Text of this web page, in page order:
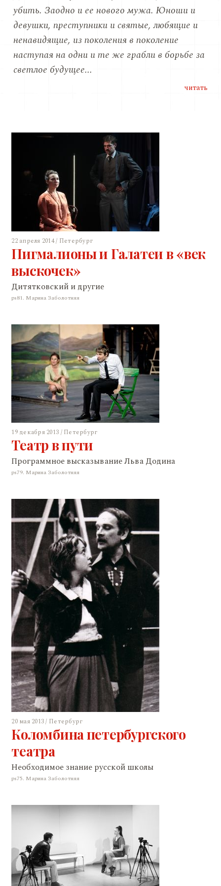
убить. Заодно и ее нового мужа. Юноши и
девушки, преступники и святые, любящие и
ненавидящие, из поколения в поколение
наступая на одни и те же грабли в борьбе за
светлое будущее...
читать
22 апреля 2014 / Петербург
Пигмалионы и Галатеи в «век
выскочек»
Дитятковский и другие
ps81. Марина Заболотняя
19 декабря 2013 / Петербург
Театр в пути
Программное высказывание Льва Додина
ps79. Марина Заболотняя
20 мая 2013 / Петербург
Коломбина петербургского
театра
Необходимое знание русской школы
ps75. Марина Заболотняя